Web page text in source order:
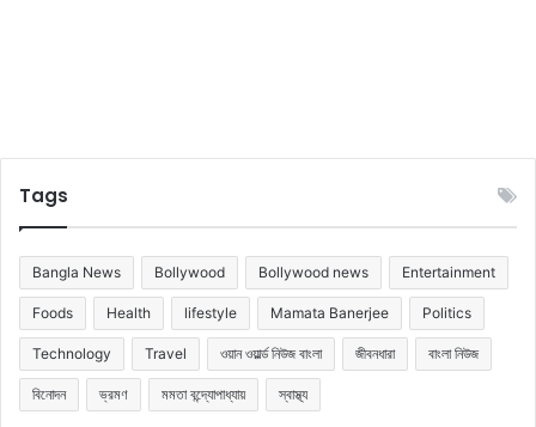
Tags
Bangla News Bollywood Bollywood news Entertainment
Foods Health lifestyle Mamata Banerjee Politics
Technology Travel ওয়ান ওয়ার্ল্ড নিউজ বাংলা জীবনধারা বাংলা নিউজ
বিনোদন ভ্রমণ মমতা বন্দ্যোপাধ্যায় স্বাস্থ্য